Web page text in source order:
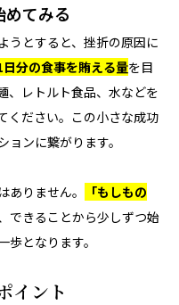
めてみる
うとすると、挫折の原因に
日分の食事を賄える量を目
、レトルト食品、水などを
ください。この小さな成功
ンに繋がります。
りません。
「もしもの
できることから少しずつ始
となります。
イント